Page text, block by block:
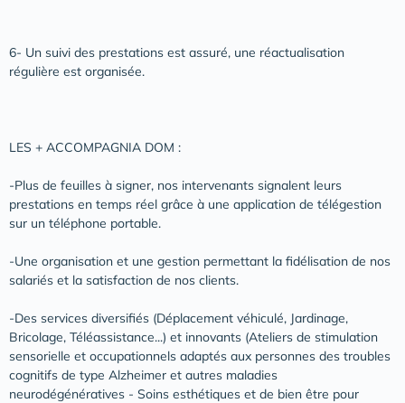
6- Un suivi des prestations est assuré, une réactualisation
régulière est organisée.
LES + ACCOMPAGNIA DOM :
-Plus de feuilles à signer, nos intervenants signalent leurs
prestations en temps réel grâce à une application de télégestion
sur un téléphone portable.
-Une organisation et une gestion permettant la fidélisation de nos
salariés et la satisfaction de nos clients.
-Des services diversifiés (Déplacement véhiculé, Jardinage,
Bricolage, Téléassistance...) et innovants (Ateliers de stimulation
sensorielle et occupationnels adaptés aux personnes des troubles
cognitifs de type Alzheimer et autres maladies
neurodégénératives - Soins esthétiques et de bien être pour